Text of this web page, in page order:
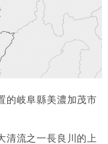
的岐阜縣美濃加茂市
清流之一長良川的上